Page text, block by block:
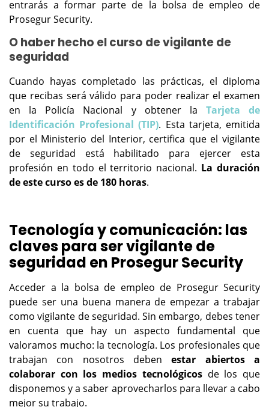
entrarás a formar parte de la bolsa de empleo de
Prosegur Security.
O haber hecho el curso de vigilante de
seguridad
Cuando hayas completado las prácticas, el diploma
que recibas será válido para poder realizar el examen
en la Policía Nacional y obtener la Tarjeta de
Identificación Profesional (TIP). Esta tarjeta, emitida
por el Ministerio del Interior, certifica que el vigilante
de seguridad está habilitado para ejercer esta
profesión en todo el territorio nacional. La duración
de este curso es de 180 horas.
Tecnología y comunicación: las
claves para ser vigilante de
seguridad en Prosegur Security
Acceder a la bolsa de empleo de Prosegur Security
puede ser una buena manera de empezar a trabajar
como vigilante de seguridad. Sin embargo, debes tener
en cuenta que hay un aspecto fundamental que
valoramos mucho: la tecnología. Los profesionales que
trabajan con nosotros debenestar abiertos a
colaborar con los medios tecnológicosde los que
disponemos y a saber aprovecharlos para llevar a cabo
mejor su trabajo.